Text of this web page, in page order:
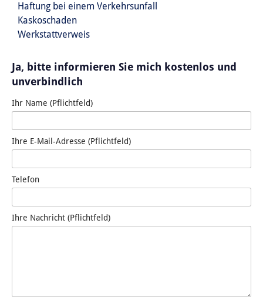
Haftung bei einem Verkehrsunfall
Kaskoschaden
Werkstattverweis
Ja, bitte informieren Sie mich kostenlos und
unverbindlich
Ihr Name (Pflichtfeld)
Ihre E-Mail-Adresse (Pflichtfeld)
Telefon
Ihre Nachricht (Pflichtfeld)